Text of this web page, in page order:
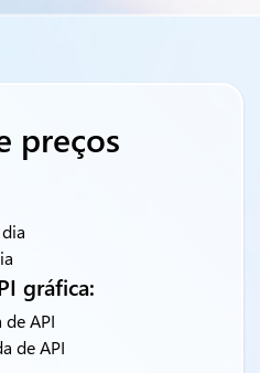
preços
gráfica:
API
de API